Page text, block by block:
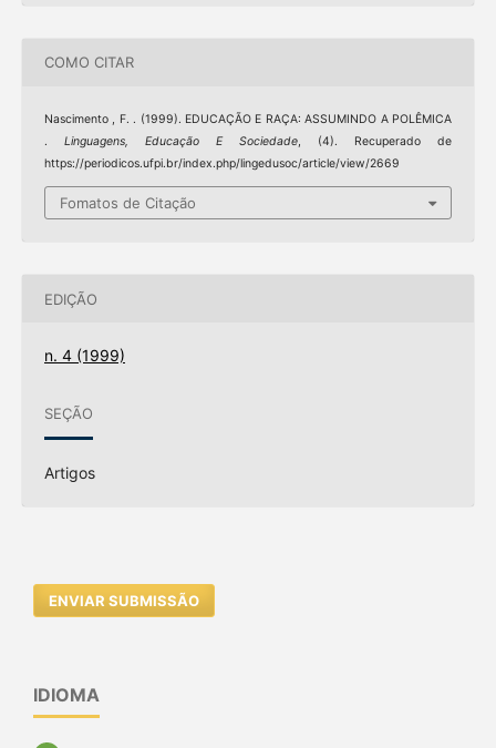
COMO CITAR
Nascimento , F. . (1999). EDUCAÇÃO E RAÇA: ASSUMINDO A POLÊMICA
. Linguagens, Educação E Sociedade, (4). Recuperado de
https://periodicos.ufpi.br/index.php/lingedusoc/article/view/2669
Fomatos de Citação
EDIÇÃO
n. 4 (1999)
SEÇÃO
Artigos
ENVIAR SUBMISSÃO
IDIOMA